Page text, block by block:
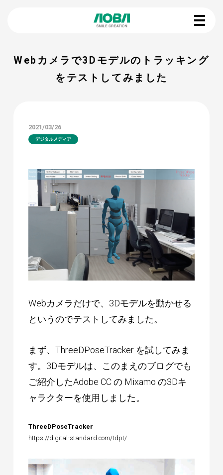
Webカメラで3Dモデルのトラッキング
をテストしてみました
2021/03/26
デジタルメディア
Webカメラだけで、3Dモデルを動かせる
というのでテストしてみました。
まず、ThreeDPoseTracker を試してみま
す。3Dモデルは、
このまえのブログでも
ご紹介したAdobe CC の Mixamo の3Dキ
ャラクターを使用しました。
ThreeDPoseTracker
https://digital-standard.com/tdpt/